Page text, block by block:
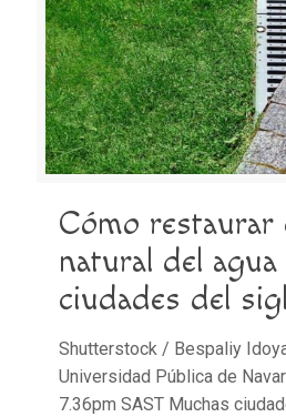
Cómo restaurar
natural del agua
ciudades del
Shutterstock / Bespaliy
Universidad Pública de
7.36pm SAST Muchas